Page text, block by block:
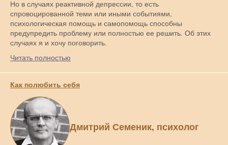
Но в случаях реактивной депрессии, то есть
спровоцированной теми или иными событиями,
психологическая помощь и самопомощь способны
предупредить проблему или полностью ее решить. Об этих
случаях я и хочу поговорить.
Читать полностью
Как полюбить себя
Дмитрий Семеник, психолог